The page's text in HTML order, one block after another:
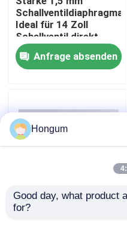
Werksbesichtigung
Qualitätskontrolle
Rechtssachen
Bitte um ein Angebot
Schallventildiaphragma
Ideal für 14 Zoll
Schallventil direkt
wirkender Pilot
betriebener Ventil Typ
Verwendung
Anfrage absenden
1/4 Zoll bis 2 Zoll
Hongum
Good day, what product
for?